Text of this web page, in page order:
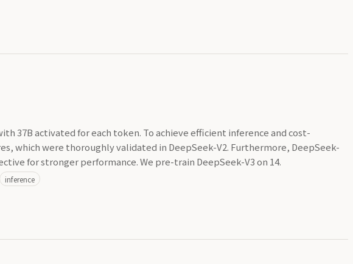
37B activated for each token. To achieve efficient inference and cost-
which were thoroughly validated in DeepSeek-V2. Furthermore, DeepSeek-
for stronger performance. We pre-train DeepSeek-V3 on 14.
inference